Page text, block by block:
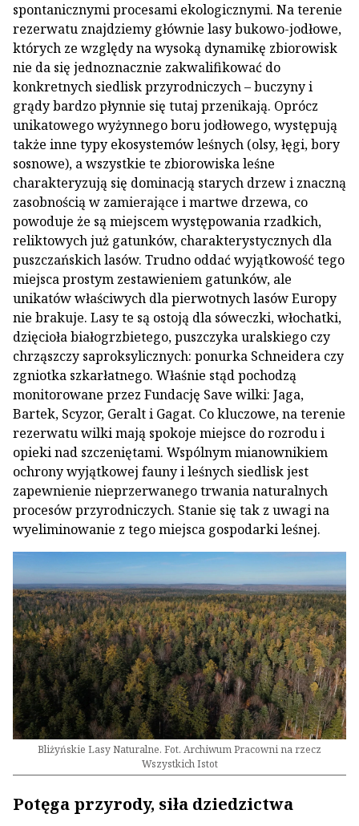
spontanicznymi procesami ekologicznymi. Na terenie
rezerwatu znajdziemy głównie lasy bukowo-jodłowe,
których ze względy na wysoką dynamikę zbiorowisk
nie da się jednoznacznie zakwalifikować do
konkretnych siedlisk przyrodniczych – buczyny i
grądy bardzo płynnie się tutaj przenikają. Oprócz
unikatowego wyżynnego boru jodłowego, występują
także inne typy ekosystemów leśnych (olsy, łęgi, bory
sosnowe), a wszystkie te zbiorowiska leśne
charakteryzują się dominacją starych drzew i znaczną
zasobnością w zamierające i martwe drzewa, co
powoduje że są miejscem występowania rzadkich,
reliktowych już gatunków, charakterystycznych dla
puszczańskich lasów. Trudno oddać wyjątkowość tego
miejsca prostym zestawieniem gatunków, ale
unikatów właściwych dla pierwotnych lasów Europy
nie brakuje. Lasy te są ostoją dla sóweczki, włochatki,
dzięcioła białogrzbietego, puszczyka uralskiego czy
chrząszczy saproksylicznych: ponurka Schneidera czy
zgniotka szkarłatnego. Właśnie stąd pochodzą
monitorowane przez Fundację Save wilki: Jaga,
Bartek, Scyzor, Geralt i Gagat. Co kluczowe, na terenie
rezerwatu wilki mają spokoje miejsce do rozrodu i
opieki nad szczeniętami. Wspólnym mianownikiem
ochrony wyjątkowej fauny i leśnych siedlisk jest
zapewnienie nieprzerwanego trwania naturalnych
procesów przyrodniczych. Stanie się tak z uwagi na
wyeliminowanie z tego miejsca gospodarki leśnej.
Bliżyńskie Lasy Naturalne. Fot. Archiwum Pracowni na rzecz
Wszystkich Istot
Potęga przyrody, siła dziedzictwa